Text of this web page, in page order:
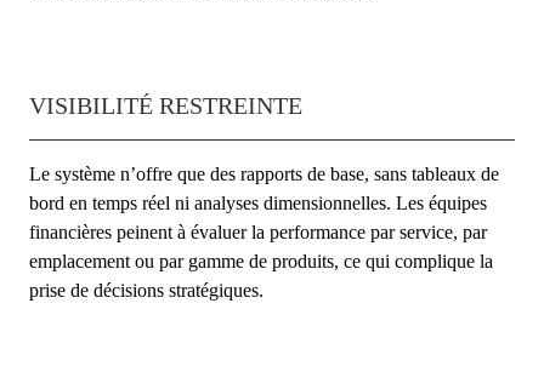
VISIBILITÉ RESTREINTE
Le système n’offre que des rapports de base, sans tableaux de
bord en temps réel ni analyses dimensionnelles. Les équipes
financières peinent à évaluer la performance par service, par
emplacement ou par gamme de produits, ce qui complique la
prise de décisions stratégiques.